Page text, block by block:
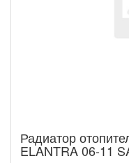
Радиатор
ELANTRA 06-11